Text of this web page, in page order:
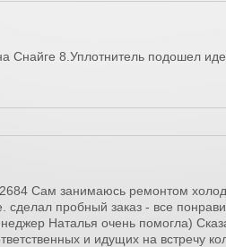
Снайге 8.Уплотнитель подошел
Сам занимаюсь ремонтом
сделал пробный заказ - все
Наталья очень помогла)
и идущих на встречу